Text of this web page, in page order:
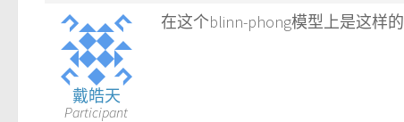
戴皓天
Participant
在这个blinn-phong模型上是这样的